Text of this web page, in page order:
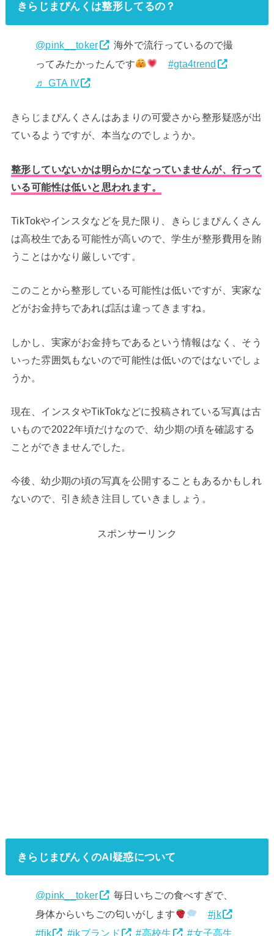
きらじまぴんくは整形してるの？
@pink__toker
海外で流行っているので撮
ってみたかったんです
#gta4trend
♬ GTA IV
きらじまぴんくさんはあまりの可愛さから整形疑惑が出
ているようですが、本当なのでしょうか。
整形していないかは明らかになっていませんが、行って
いる可能性は低いと思われます。
TikTokやインスタなどを見た限り、きらじまぴんくさん
は高校生である可能性が高いので、学生が整形費用を賄
うことはかなり厳しいです。
このことから整形している可能性は低いですが、実家な
どがお金持ちであれば話は違ってきますね。
しかし、実家がお金持ちであるという情報はなく、そう
いった雰囲気もないので可能性は低いのではないでしょ
うか。
現在、インスタやTikTokなどに投稿されている写真は古
いもので2022年頃だけなので、幼少期の頃を確認する
ことができませんでした。
今後、幼少期の頃の写真を公開することもあるかもしれ
ないので、引き続き注目していきましょう。
スポンサーリンク
きらじまぴんくのAI疑惑について
@pink__toker
毎日いちごの食べすぎで、
身体からいちごの匂いがします
#jk
#fjk
#jkブランド #高校生
#女子高生